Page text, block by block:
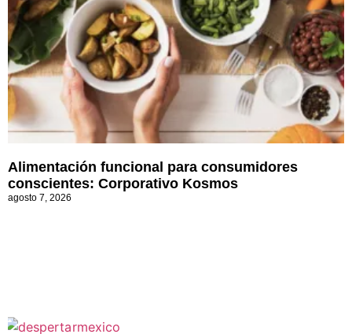
Alimentación funcional para consumidores
conscientes: Corporativo Kosmos
agosto 7, 2026